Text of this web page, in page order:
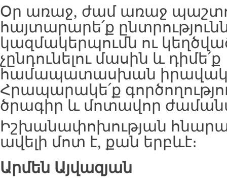
Օր առաջ, ժամ առաջ
հայտարարե՛ք
կազմակերպումն ու
չընդունելու մասին և դիմե՛ք
համապատասխան
Հրապարակե՛ք
ծրագիր և մոտավոր
Իշխանափոխության
ավելի մոտ է, քան երբևէ։
Արմեն Այվազյան